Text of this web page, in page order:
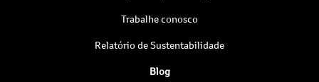
Trabalhe conosco
Relatório de Sustentabilidade
Blog